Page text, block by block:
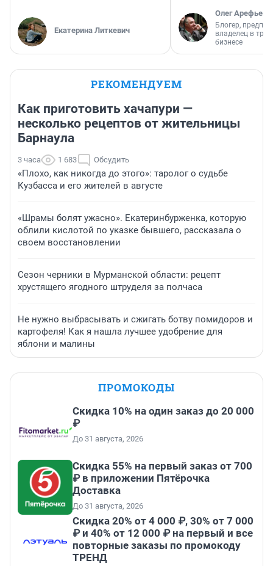
Екатерина Литкевич
Олег Арефьев
Блогер,
владелец в
бизнесе
РЕКОМЕНДУЕМ
Как приготовить хачапури —
несколько рецептов от жительницы
Барнаула
3 часа 1 683 Обсудить
«Плохо, как никогда до этого»: таролог о судьбе
Кузбасса и его жителей в августе
«Шрамы болят ужасно». Екатеринбурженка, которую
облили кислотой по указке бывшего, рассказала о
своем восстановлении
Сезон черники в Мурманской области: рецепт
хрустящего ягодного штруделя за полчаса
Не нужно выбрасывать и сжигать ботву помидоров и
картофеля! Как я нашла лучшее удобрение для
яблони и малины
ПРОМОКОДЫ
Скидка 10% на один заказ до 20 000
₽
До 31 августа, 2026
Скидка 55% на первый заказ от 700
₽ в приложении Пятёрочка
Доставка
До 31 августа, 2026
Скидка 20% от 4 000 ₽, 30% от 7 000
₽ и 40% от 12 000 ₽ на первый и все
повторные заказы по промокоду
ТРЕНД